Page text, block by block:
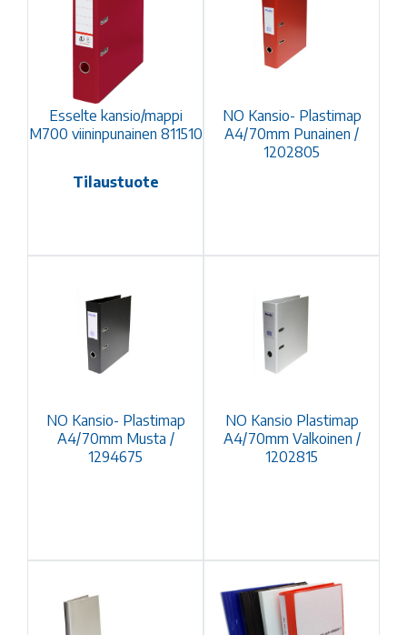
Esselte kansio/mappi
M700 viininpunainen 811510
Tilaustuote
NO Kansio- Plastimap
A4/70mm Punainen /
1202805
NO Kansio- Plastimap
A4/70mm Musta /
1294675
NO Kansio Plastimap
A4/70mm Valkoinen /
1202815